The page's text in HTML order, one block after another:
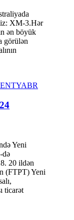
XM-3.Hər
ən böyük
görülən
Yeni
də
20 ildən
(FTPT) Yeni
ticarət